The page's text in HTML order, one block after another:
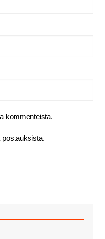
kommenteista.
postauksista.